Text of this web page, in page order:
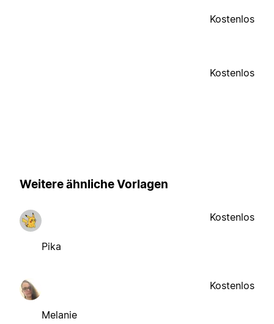
Kostenlos
Kostenlos
Weitere ähnliche Vorlagen
Pika
Kostenlos
Melanie
Kostenlos